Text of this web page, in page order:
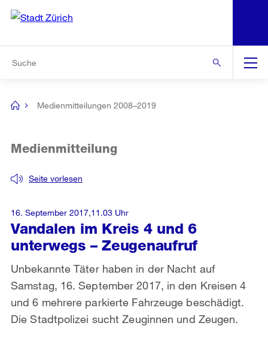
Navigation
[no
Medienmitteilungen 2008–2019
Vandalen im Kreis 4 und 6
unterwegs – Zeugenaufruf
Seite vorlesen
Medienmitteilung
Unbekannte Täter haben in der Nacht auf
Samstag, 16. September 2017, in den Kreisen 4
und 6 mehrere parkierte Fahrzeuge beschädigt.
Die Stadtpolizei sucht Zeuginnen und Zeugen.
16. September 2017,11.03 Uhr